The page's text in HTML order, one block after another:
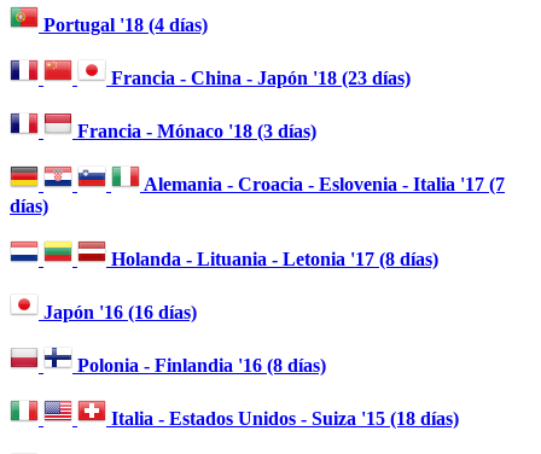
Portugal '18 (4 días)
Francia - China - Japón '18 (23 días)
Francia - Mónaco '18 (3 días)
Alemania - Croacia - Eslovenia - Italia '17 (7
días)
Holanda - Lituania - Letonia '17 (8 días)
Japón '16 (16 días)
Polonia - Finlandia '16 (8 días)
Italia - Estados Unidos - Suiza '15 (18 días)